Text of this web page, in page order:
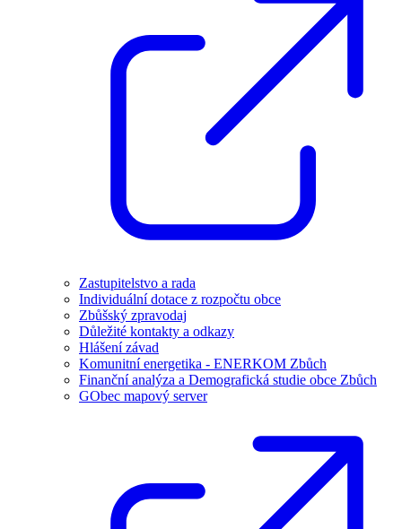
Zastupitelstvo a rada
Individuální dotace z rozpočtu obce
Zbůšský zpravodaj
Důležité kontakty a odkazy
Hlášení závad
Komunitní energetika - ENERKOM Zbůch
Finanční analýza a Demografická studie obce Zbůch
GObec mapový server